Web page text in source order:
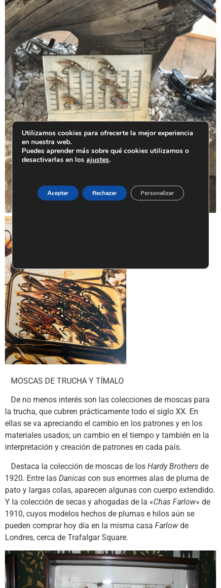
MOSCAS DE TRUCHA Y TÍMALO
De no menos interés son las colecciones de moscas para
la trucha, que cubren prácticamente todo el siglo XX. En
ellas se va apreciando el cambio en los patrones y en los
materiales usados; un cambio en el tiempo y también en la
interpretación y creación de patrones en cada país.
Destaca la colección de moscas de los Hardy Brothers de
1920. Entre las Danicas con sus enormes alas de pluma de
pato y largas colas, aparecen algunas con cuerpo extendido.
Y la colección de secas y ahogadas de la «Chas Farlow» de
1910, cuyos modelos hechos de plumas e hilos aún se
pueden comprar hoy día en la misma casa Farlow de
Londres, cerca de Trafalgar Square.
Utilizamos cookies para ofrecerte la mejor experiencia
en nuestra web.
Puedes aprender más sobre qué cookies utilizamos o
desactivarlas en los ajustes.
Aceptar Rechazar Personalizar